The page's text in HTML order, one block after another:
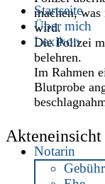
Startseite
Über mich
Lexikon
Notarin
machen,
wird.
Die Polizei
belehren.
Im Rahmen
Blutprobe
Ein